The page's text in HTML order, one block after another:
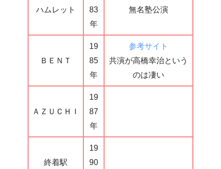
ハムレット
83
年
無名塾公演
ＢＥＮＴ
19
85
年
参考サイト
共演が高橋幸治という
のは凄い
ＡＺＵＣＨＩ
19
87
年
終着駅
19
90